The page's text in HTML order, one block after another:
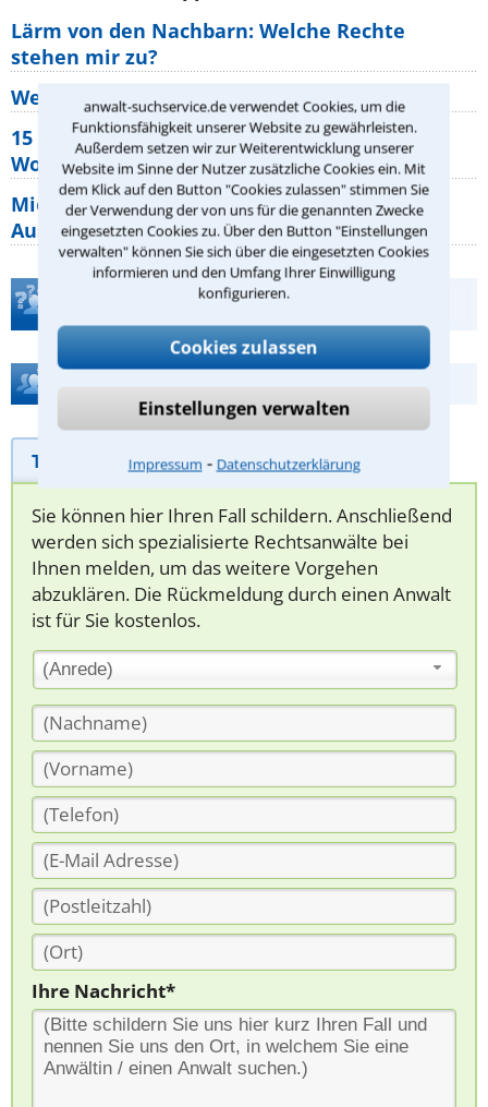
anwalt-suchservice.de verwendet Cookies, um die
Funktionsfähigkeit unserer Website zu gewährleisten.
Außerdem setzen wir zur Weiterentwicklung unserer
Website im Sinne der Nutzer zusätzliche Cookies ein. Mit
dem Klick auf den Button "Cookies zulassen" stimmen Sie
der Verwendung der von uns für die genannten Zwecke
eingesetzten Cookies zu. Über den Button "Einstellungen
verwalten" können Sie sich über die eingesetzten Cookies
informieren und den Umfang Ihrer Einwilligung
konfigurieren.
Cookies zulassen
Einstellungen verwalten
Impressum ⁃ Datenschutzerklärung
Lärm von den Nachbarn: Welche Rechte
stehen mir zu?
Wer muss Zweitwohnungssteuer zahlen?
15 elementare Rechte, die jeder
Wohnungseigentümer kennen sollte
Mietpreisbremse 2026: Alle Regeln,
Ausnahmen und Rechte für Mieter
Teste Dein Rechtswissen
Telefonhilfe Beratungsanfrage
Sie können hier Ihren Fall schildern. Anschließend
werden sich spezialisierte Rechtsanwälte bei
Ihnen melden, um das weitere Vorgehen
abzuklären. Die Rückmeldung durch einen Anwalt
ist für Sie kostenlos.
(Anrede)
Ihre Nachricht*